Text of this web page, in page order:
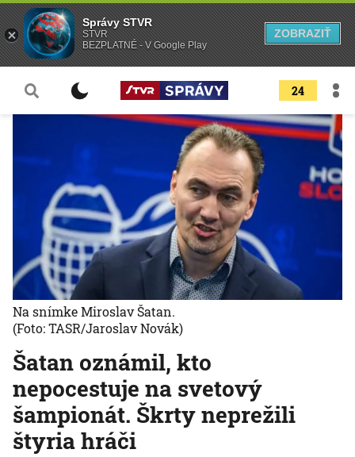
24
Šatan oznámil, kto
nepocestuje na svetový
šampionát. Škrty neprežili
štyria hráči
Na snímke Miroslav Šatan.
(Foto: TASR/Jaroslav Novák)
Správy STVR
STVR
BEZPLATNÉ - V Google Play
ZOBRAZIŤ